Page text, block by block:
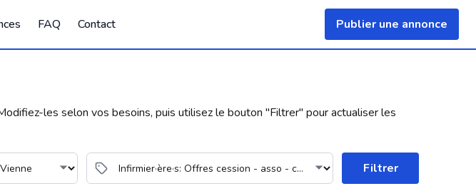
Publier une annonce
FAQ Contact
les selon vos besoins, puis utilisez le bouton "Filtrer" pour actualiser les
Filtrer